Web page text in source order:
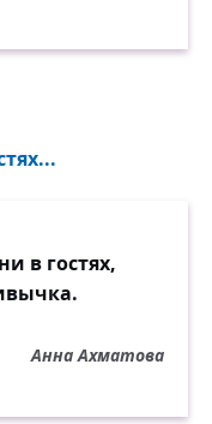
в гостях,
Анна Ахматова